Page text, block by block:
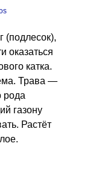
(подлесок),
оказаться
катка.
Трава —
рода
газону
Растёт